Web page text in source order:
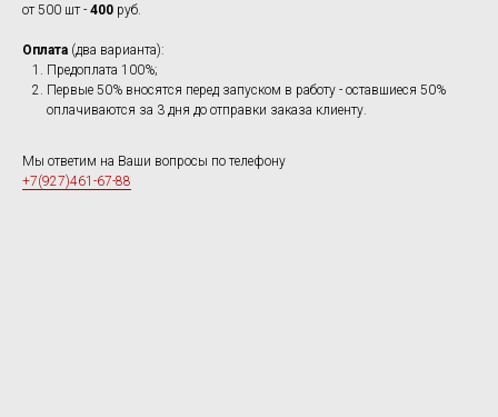
от 500 шт - 400 руб.
Оплата (два варианта):
Предоплата 100%;
Первые 50% вносятся перед запуском в работу - оставшиеся 50%
оплачиваются за 3 дня до отправки заказа клиенту.
Мы ответим на Ваши вопросы по телефону
+7(927)461-67-88